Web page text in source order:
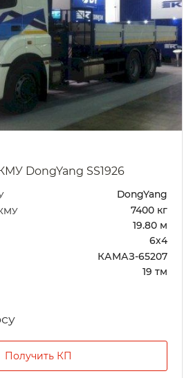
DongYang SS1926
DongYang
7400 кг
19.80 м
6х4
КАМАЗ-65207
19 тм
Получить КП